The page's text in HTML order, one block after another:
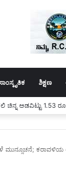
ಶಿಕ್ಷಣ
ಚಿನ್ನ ಅಡವಿಟ್ಟು 1.53
ಮುನ್ಸೂಚನೆ;